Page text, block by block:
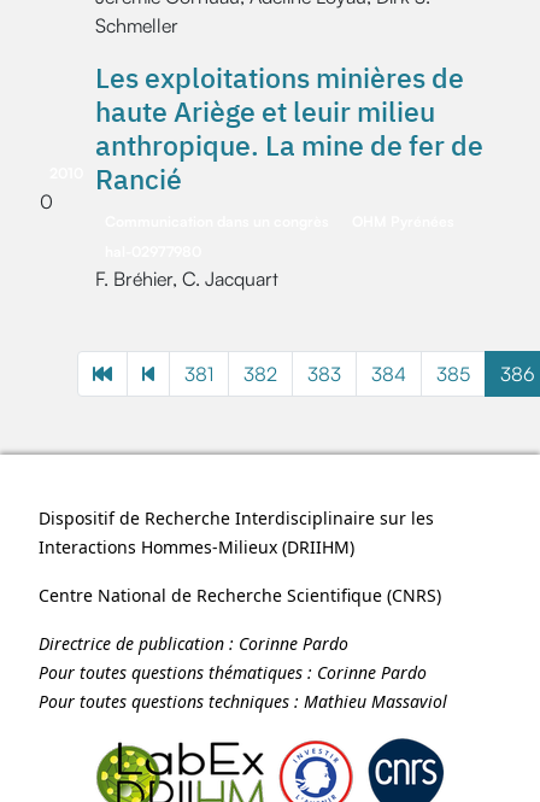
Schmeller
0
Les exploitations minières de
haute Ariège et leuir milieu
anthropique. La mine de fer de
Rancié
F. Bréhier, C. Jacquart
381 382 383 384 385 386
Dispositif de Recherche Interdisciplinaire sur les
Interactions Hommes-Milieux (DRIIHM)
Centre National de Recherche Scientifique (CNRS)
Directrice de publication : Corinne Pardo
Pour toutes questions thématiques : Corinne Pardo
Pour toutes questions techniques : Mathieu Massaviol